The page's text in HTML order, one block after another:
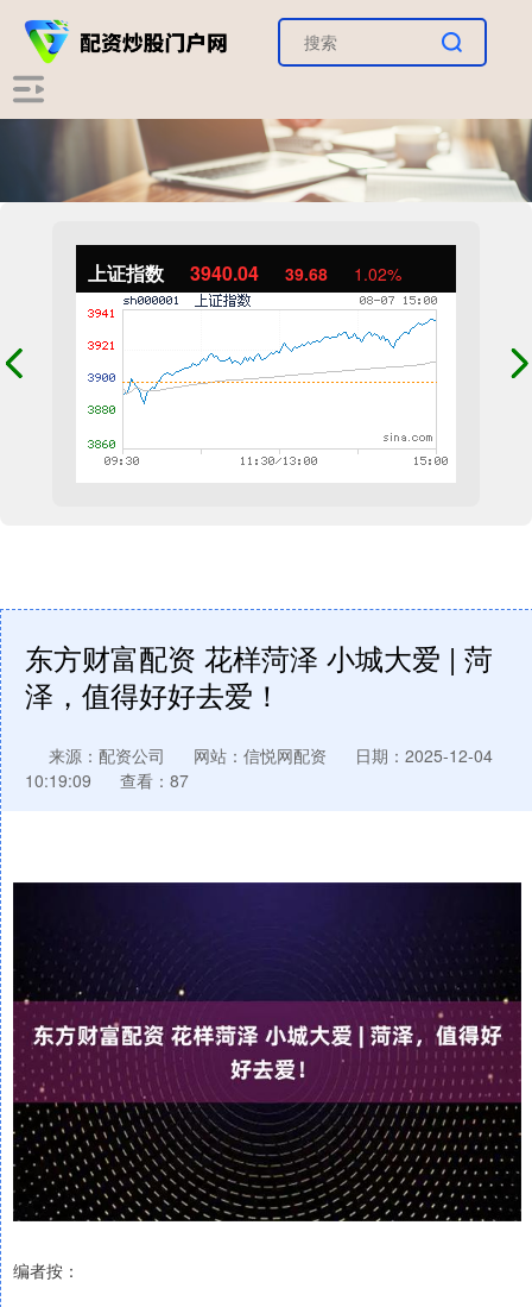
上证指数 3940.04 39.68 1.02%
东方财富配资 花样菏泽 小城大爱 | 菏
泽，值得好好去爱！
来源：配资公司 网站：信悦网配资
日期：2025-12-04
10:19:09
查看：87
编者按：